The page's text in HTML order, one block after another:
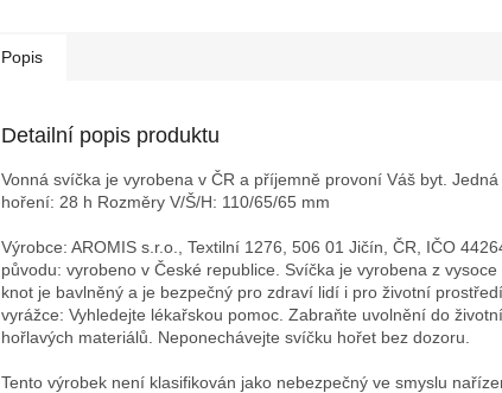
Popis
Detailní popis produktu
Vonná svíčka je vyrobena v ČR a příjemně provoní Váš byt.
hoření: 28 h Rozměry V/Š/H: 110/65/65 mm
Výrobce: AROMIS s.r.o., Textilní 1276, 506 01 Jičín, ČR, IČO
původu: vyrobeno v České republice. Svíčka je vyrobena z
knot je bavlněný a je bezpečný pro zdraví lidí i pro životní
vyrážce: Vyhledejte lékařskou pomoc. Zabraňte uvolnění do
hořlavých materiálů. Neponechávejte svíčku hořet bez dozoru.
Tento výrobek není klasifikován jako nebezpečný ve smyslu